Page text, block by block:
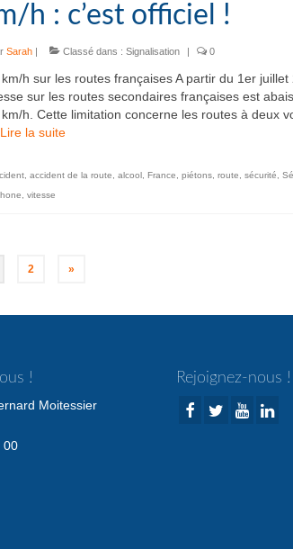
h : c’est officiel !
Sarah| Classé dans : Signalisation | 0
h sur les routes françaises A partir du 1er
sur les routes secondaires françaises est
h. Cette limitation concerne les routes à deux
Lire la suite­­
, accident de la route alcool, France piétons, route sécurité
vitesse
2 »
!
Moitessier
00
Rejoignez-nous !